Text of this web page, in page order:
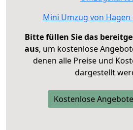
Mini Umzug von Hagen
Bitte füllen Sie das
aus, um kostenlose
denen alle Preise und
dargestellt
Kostenlose